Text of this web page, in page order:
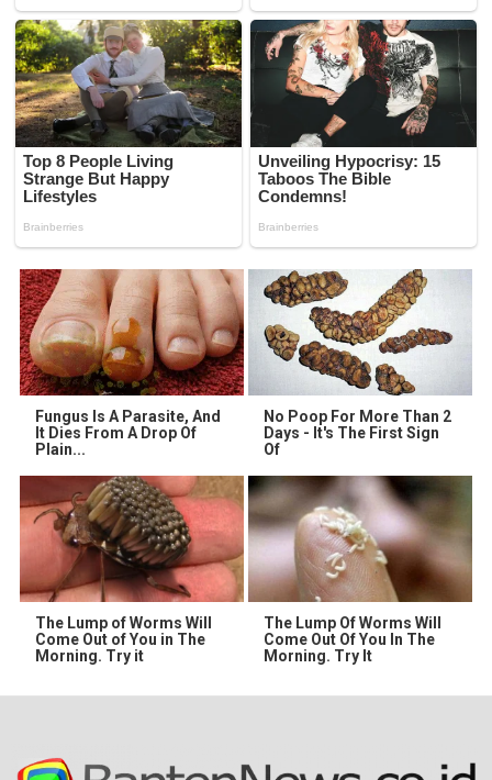
Fungus Is A Parasite, And
It Dies From A Drop Of
Plain...
No Poop For More Than 2
Days - It's The First Sign
Of
The Lump of Worms Will
Come Out of You in The
Morning. Try it
The Lump Of Worms Will
Come Out Of You In The
Morning. Try It